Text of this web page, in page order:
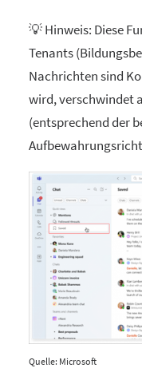
💡 Hinweis: Diese
Tenants
Nachrichten sind
wird, verschwindet
(entsprechend der
Quelle: Microsoft